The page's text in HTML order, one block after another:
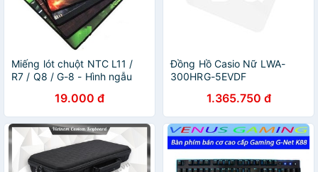
Miếng lót chuột NTC L11 /
R7 / Q8 / G-8 - Hình ngẫu
19.000 đ
Đồng Hồ Casio Nữ LWA-
300HRG-5EVDF
1.365.750 đ